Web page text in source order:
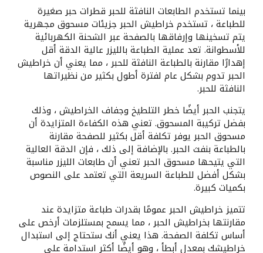
بينما تستخدم الطابعات النافثة للحبر قطرات حبر صغيرة
للطباعة ، تستخدم خراطيش الحبر جزيئات مسحوق مجهرية
يتم تسخينها وإرفاقها بالصفحة عبر الشحنة الكهربائية
للأسطوانة. تعد عملية الطباعة بالليزر عالية الدقة أقل
إهدارًا مقارنة بالطباعة النافثة للحبر ، مما يعني أن خراطيش
الحبر تدوم بشكل عام لفترة أطول بكثير من نظيراتها
النافثة للحبر.
يتجنب الحبر أيضًا خطر التلطيخ وجفاف الخراطيش ، وذلك
بفضل تركيبة المسحوق. تعني هذه الكفاءة المتزايدة أن
مسحوق الحبر يوفر تكلفة أقل بكثير للصفحة مقارنة
بالطباعة بنفث الحبر. بالإضافة إلى ذلك ، فإن الدقة العالية
التي يتيحها مسحوق الحبر تعني أن طابعات الليزر مناسبة
بشكل أفضل للطباعة السريعة التي تعتمد على النصوص
بكميات كبيرة.
تتميز خراطيش الحبر عمومًا بقدرات طباعة متزايدة عند
مقارنتها بخراطيش الحبر ، مما يسمح بمستلزمات أرخص على
أساس تكلفة الصفحة. هذا يعني أنك ستحتاج إلى استبدال
خراطيشك بمعدل أبطأ ، وهو أيضًا أكثر استدامة على